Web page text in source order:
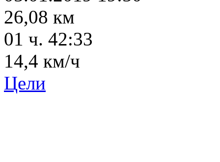
26,08 км
01 ч. 42:33
14,4 км/ч
Цели